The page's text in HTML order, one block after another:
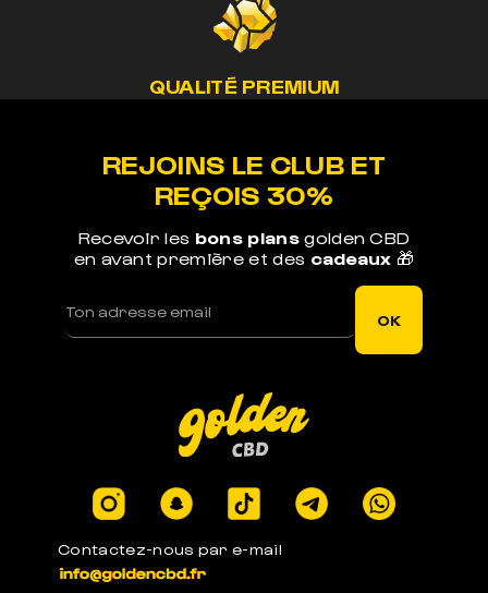
QUALITÉ PREMIUM
Votre commande est expédiée sous 1j ouvré
LEGAL EN EUROPE
Produits certifiés en laboratoires à -0.3% de
THC
Contactez-nous par e-mail
REJOINS LE CLUB ET
REÇOIS 30%
Recevoir les bons plansgolden CBD
en avant première et des cadeaux 🎁
OK